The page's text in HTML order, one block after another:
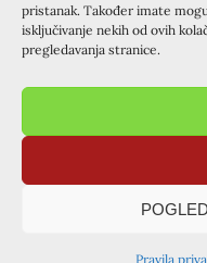
pristanak. Također imate
isključivanje nekih od ovih
pregledavanja stranice.
Pravila
PODIJELITE OBJAVU